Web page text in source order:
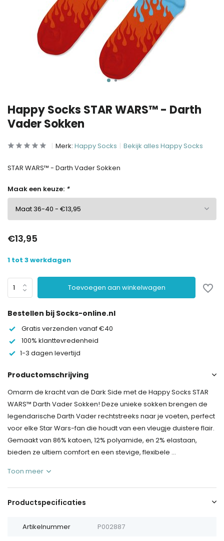
Happy Socks STAR WARS™ - Darth
Vader Sokken
Merk: Happy Socks Bekijk alles Happy Socks
STAR WARS™ - Darth Vader Sokken
Maak een keuze: *
€13,95
1 tot 3 werkdagen
Toevoegen aan winkelwagen
Bestellen bij Socks-online.nl
Gratis verzenden vanaf €40
100% klanttevredenheid
1-3 dagen levertijd
Productomschrijving
Omarm de kracht van de Dark Side met de Happy Socks STAR
WARS™ Darth Vader Sokken! Deze unieke sokken brengen de
legendarische Darth Vader rechtstreeks naar je voeten, perfect
voor elke Star Wars-fan die houdt van een vleugje duistere flair.
Gemaakt van 86% katoen, 12% polyamide, en 2% elastaan,
bieden ze ultiem comfort en een stevige, flexibele ...
Toon meer
Productspecificaties
Artikelnummer P002887